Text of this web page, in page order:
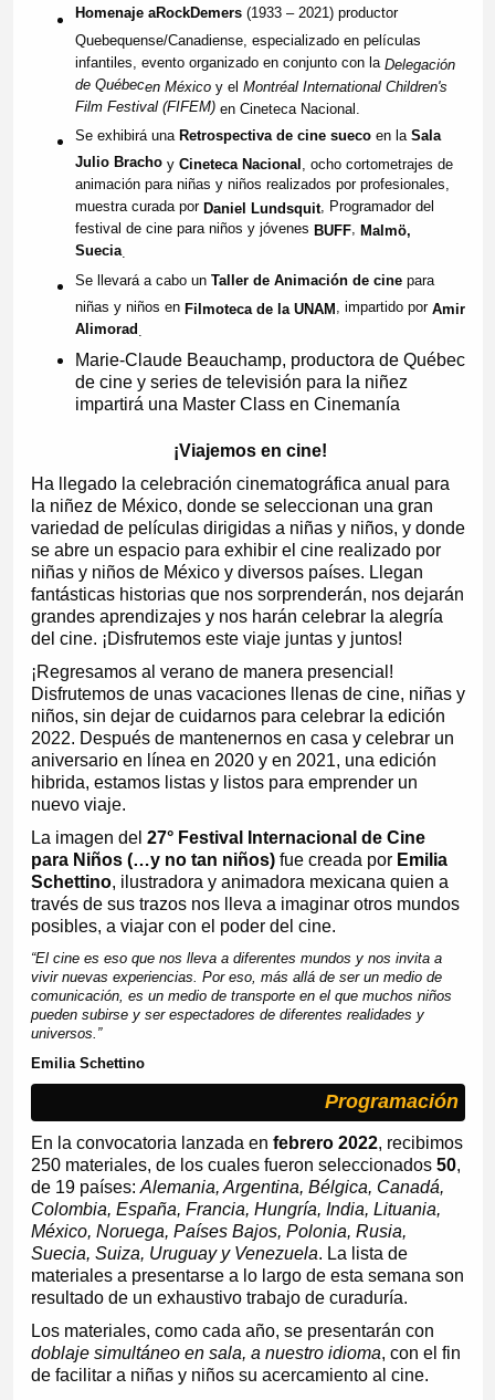
Homenaje aRockDemers (1933 – 2021) productor
Quebequense/Canadiense, especializado en películas
infantiles, evento organizado en conjunto con la Delegación
de Québecen Méxicoy el Montréal International Children's
Film Festival (FIFEM)en Cineteca Nacional.
Se exhibirá una Retrospectiva de cine suecoen la Sala
Julio Brachoy Cineteca Nacional , ocho cortometrajes de
animación para niñas y niños realizados por profesionales,
muestra curada por Daniel Lundsquit, Programador del
festival de cine para niños y jóvenes BUFF, Malmö,
Suecia.
Se llevará a cabo un Taller de Animación de cinepara
niñas y niños en Filmoteca de la UNAM , impartido por Amir
Alimorad.
Marie-Claude Beauchamp, productora de Québec
de cine y series de televisión para la niñez
impartirá una Master Class en Cinemanía
¡Viajemos en cine!
Ha llegado la celebración cinematográfica anual para
la niñez de México, donde se seleccionan una gran
variedad de películas dirigidas a niñas y niños, y donde
se abre un espacio para exhibir el cine realizado por
niñas y niños de México y diversos países. Llegan
fantásticas historias que nos sorprenderán, nos dejarán
grandes aprendizajes y nos harán celebrar la alegría
del cine. ¡Disfrutemos este viaje juntas y juntos!
¡Regresamos al verano de manera presencial!
Disfrutemos de unas vacaciones llenas de cine, niñas y
niños, sin dejar de cuidarnos para celebrar la edición
2022. Después de mantenernos en casa y celebrar un
aniversario en línea en 2020 y en 2021, una edición
hibrida, estamos listas y listos para emprender un
nuevo viaje.
La imagen del 27° Festival Internacional de Cine
para Niños (…y no tan niños)fue creada por Emilia
Schettino, ilustradora y animadora mexicana quien a
través de sus trazos nos lleva a imaginar otros mundos
posibles, a viajar con el poder del cine.
“El cine es eso que nos lleva a diferentes mundos y nos invita a
vivir nuevas experiencias. Por eso, más allá de ser un medio de
comunicación, es un medio de transporte en el que muchos niños
pueden subirse y ser espectadores de diferentes realidades y
universos.”
Emilia Schettino
Programación
En la convocatoria lanzada en febrero 2022, recibimos
250 materiales, de los cuales fueron seleccionados 50,
de 19 países: Alemania, Argentina, Bélgica, Canadá,
Colombia, España, Francia, Hungría, India, Lituania,
México, Noruega, Países Bajos, Polonia, Rusia,
Suecia, Suiza, Uruguay y Venezuela. La lista de
materiales a presentarse a lo largo de esta semana son
resultado de un exhaustivo trabajo de curaduría.
Los materiales, como cada año, se presentarán con
doblaje simultáneo en sala, a nuestro idioma, con el fin
de facilitar a niñas y niños su acercamiento al cine.